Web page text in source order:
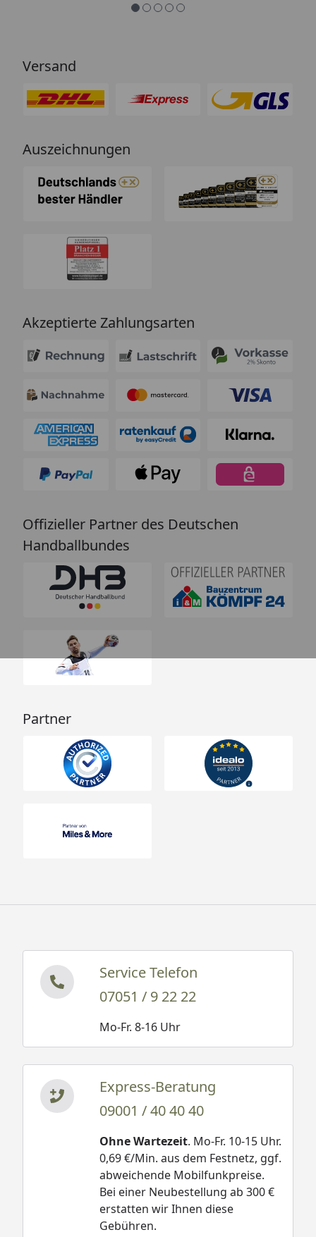
Versand
Auszeichnungen
Akzeptierte Zahlungsarten
Offizieller Partner des Deutschen
Handballbundes
Partner
Service Telefon
07051 / 9 22 22
Mo-Fr. 8-16 Uhr
Express-Beratung
09001 / 40 40 40
Ohne Wartezeit. Mo-Fr. 10-15 Uhr.
0,69 €/Min. aus dem Festnetz, ggf.
abweichende Mobilfunkpreise.
Bei einer Neubestellung ab 300 €
erstatten wir Ihnen diese
Gebühren.